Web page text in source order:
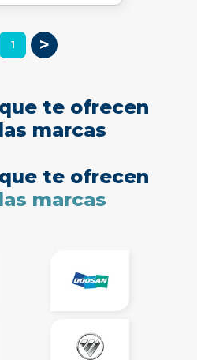
1 >
te ofrecen
marcas
te ofrecen
las marcas